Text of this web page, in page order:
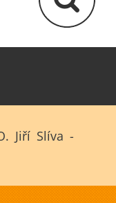
Jiří Slíva -